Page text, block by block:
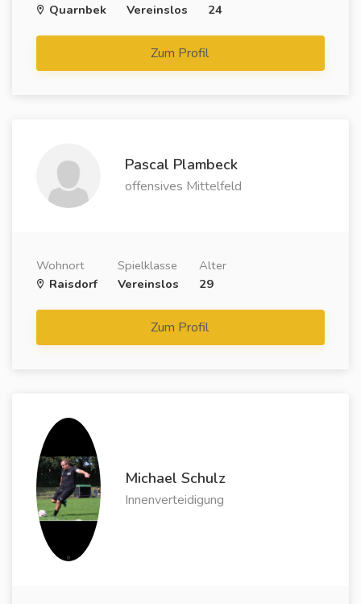
Quarnbek
Vereinslos
24
Zum Profil
Pascal Plambeck
offensives Mittelfeld
Wohnort
Raisdorf
Spielklasse
Vereinslos
Alter
29
Zum Profil
Michael Schulz
Innenverteidigung